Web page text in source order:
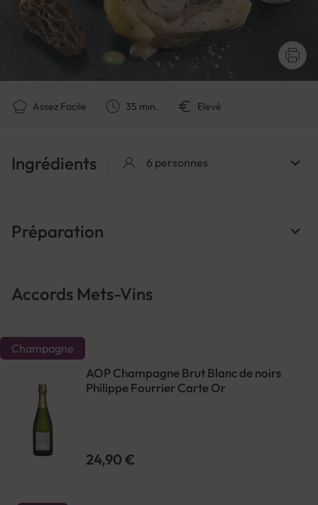
Assez Facile 35 min. Elevé
Ingrédients 6 personnes
Préparation
Accords Mets-Vins
Champagne
AOP Champagne Brut Blanc de noirs
Philippe Fourrier Carte Or
24,90 €